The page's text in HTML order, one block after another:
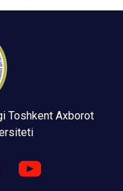
Toshkent Axborot